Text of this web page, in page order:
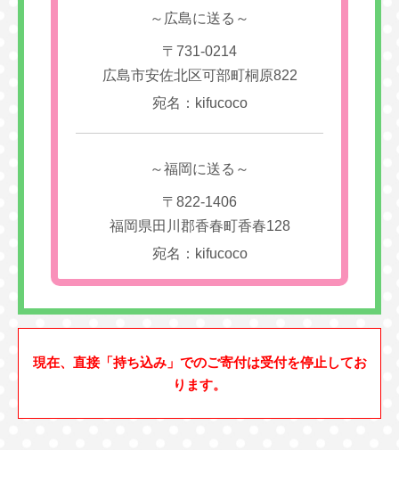
～広島に送る～
〒731-0214
広島市安佐北区可部町桐原822
宛名：kifucoco
～福岡に送る～
〒822-1406
福岡県田川郡香春町香春128
宛名：kifucoco
現在、直接「持ち込み」でのご寄付は受付を停止してお
ります。